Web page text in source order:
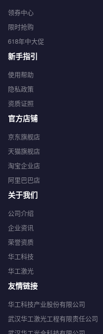
领券中心
限时抢购
618年中大促
新手指引
使用帮助
隐私政策
资质证照
官方店铺
京东旗舰店
天猫旗舰店
淘宝企业店
阿里巴巴店
关于我们
公司介绍
企业资讯
荣誉资质
华工科技
华工激光
友情链接
华工科技产业股份有限公司
武汉华工激光工程有限责任公司